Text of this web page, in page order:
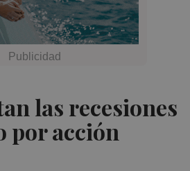
las recesiones
por acción